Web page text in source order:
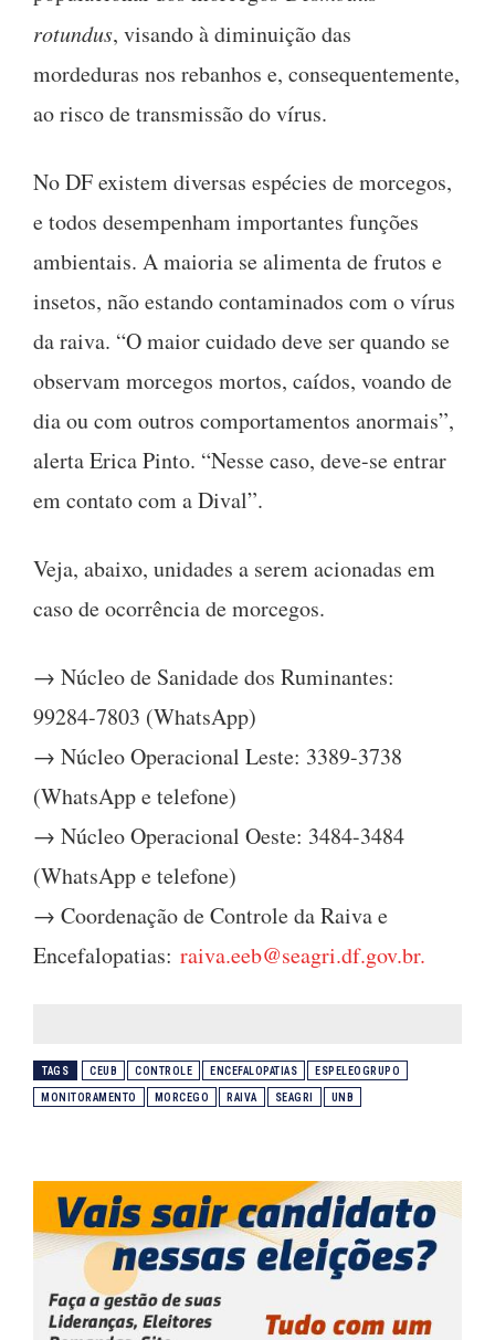
rotundus, visando à diminuição das
mordeduras nos rebanhos e, consequentemente,
ao risco de transmissão do vírus.
No DF existem diversas espécies de morcegos,
e todos desempenham importantes funções
ambientais. A maioria se alimenta de frutos e
insetos, não estando contaminados com o vírus
da raiva. “O maior cuidado deve ser quando se
observam morcegos mortos, caídos, voando de
dia ou com outros comportamentos anormais”,
alerta Erica Pinto. “Nesse caso, deve-se entrar
em contato com a Dival”.
Veja, abaixo, unidades a serem acionadas em
caso de ocorrência de morcegos.
→ Núcleo de Sanidade dos Ruminantes:
99284-7803 (WhatsApp)
→ Núcleo Operacional Leste: 3389-3738
(WhatsApp e telefone)
→ Núcleo Operacional Oeste: 3484-3484
(WhatsApp e telefone)
→ Coordenação de Controle da Raiva e
Encefalopatias: raiva.eeb@seagri.df.gov.br.
TAGS CEUB CONTROLE ENCEFALOPATIAS ESPELEOGRUPO
MONITORAMENTO MORCEGO RAIVA SEAGRI UNB